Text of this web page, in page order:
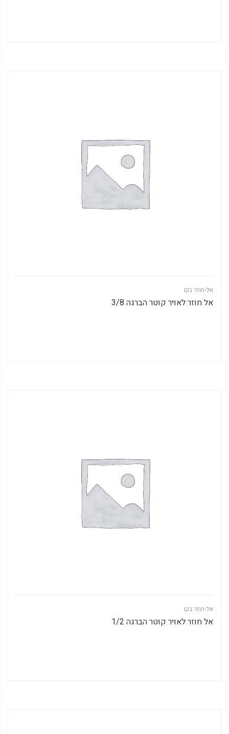
אל-חוזר בקו
אל חוזר לאויר קוטר הברגה 3/8
אל-חוזר בקו
אל חוזר לאויר קוטר הברגה 1/2